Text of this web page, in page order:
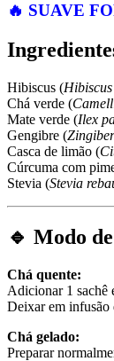
🔥 SUAVE
Hibiscus (
Chá verde (
Mate verde (Ilex
Gengibre (
Casca de limão (
Cúrcuma com
Stevia (Stevia
🔹 Modo
Chá quente:
Adicionar 1 sachê
Deixar em infusão
Chá gelado:
Preparar